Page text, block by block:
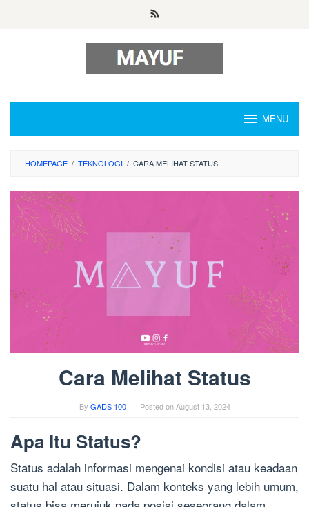
MENU
HOMEPAGE / TEKNOLOGI / CARA MELIHAT STATUS
Cara Melihat Status
By GADS 100 Posted onAugust 13, 2024
Apa Itu Status?
Status adalah informasi mengenai kondisi atau keadaan
suatu hal atau situasi. Dalam konteks yang lebih umum,